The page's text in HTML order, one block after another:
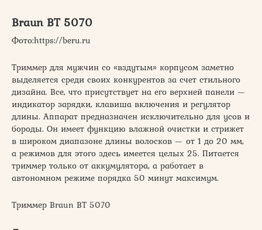
Braun BT 5070
​Фото:https://beru.ru
Триммер для мужчин со «вздутым» корпусом заметно
выделяется среди своих конкурентов за счет стильного
дизайна. Все, что присутствует на его верхней панели —
индикатор зарядки, клавиша включения и регулятор
длины. Аппарат предназначен исключительно для усов и
бороды. Он имеет функцию влажной очистки и стрижет
в широком диапазоне длины волосков — от 1 до 20 мм,
а режимов для этого здесь имеется целых 25. Питается
триммер только от аккумулятора, а работает в
автономном режиме порядка 50 минут максимум.
Триммер Braun BT 5070